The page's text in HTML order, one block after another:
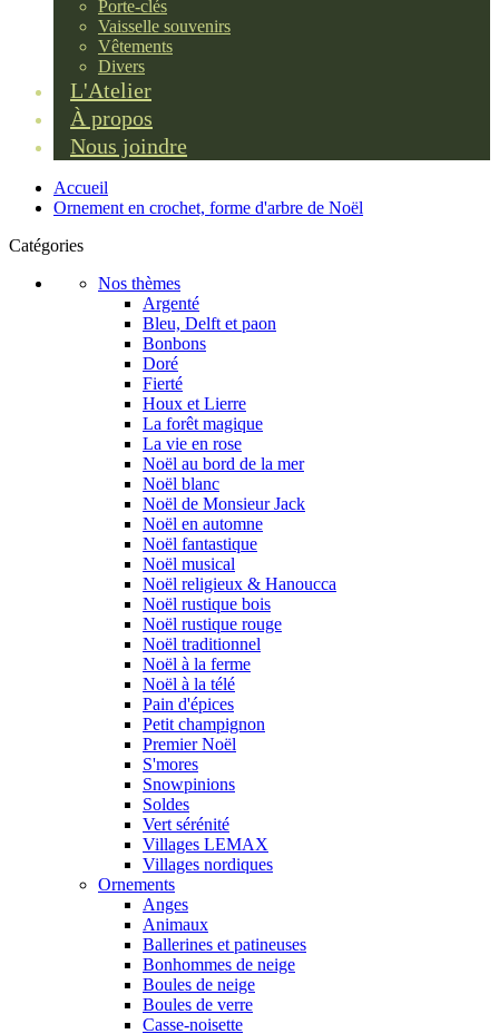
Porte-clés
Vaisselle souvenirs
Vêtements
Divers
L'Atelier
À propos
Nous joindre
Accueil
Ornement en crochet, forme d'arbre de Noël
Catégories
Nos thèmes
Argenté
Bleu, Delft et paon
Bonbons
Doré
Fierté
Houx et Lierre
La forêt magique
La vie en rose
Noël au bord de la mer
Noël blanc
Noël de Monsieur Jack
Noël en automne
Noël fantastique
Noël musical
Noël religieux & Hanoucca
Noël rustique bois
Noël rustique rouge
Noël traditionnel
Noël à la ferme
Noël à la télé
Pain d'épices
Petit champignon
Premier Noël
S'mores
Snowpinions
Soldes
Vert sérénité
Villages LEMAX
Villages nordiques
Ornements
Anges
Animaux
Ballerines et patineuses
Bonhommes de neige
Boules de neige
Boules de verre
Casse-noisette